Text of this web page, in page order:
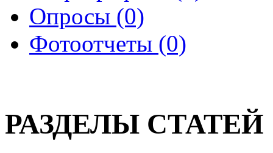
Опросы (0)
Фотоотчеты (0)
РАЗДЕЛЫ СТАТЕЙ